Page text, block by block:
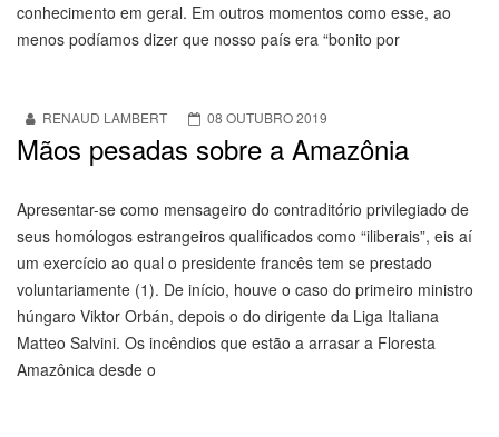
conhecimento em geral. Em outros momentos como esse, ao
menos podíamos dizer que nosso país era “bonito por
RENAUD LAMBERT 08 OUTUBRO 2019
Mãos pesadas sobre a Amazônia
Apresentar-se como mensageiro do contraditório privilegiado de
seus homólogos estrangeiros qualificados como “iliberais”, eis aí
um exercício ao qual o presidente francês tem se prestado
voluntariamente (1). De início, houve o caso do primeiro ministro
húngaro Viktor Orbán, depois o do dirigente da Liga Italiana
Matteo Salvini. Os incêndios que estão a arrasar a Floresta
Amazônica desde o